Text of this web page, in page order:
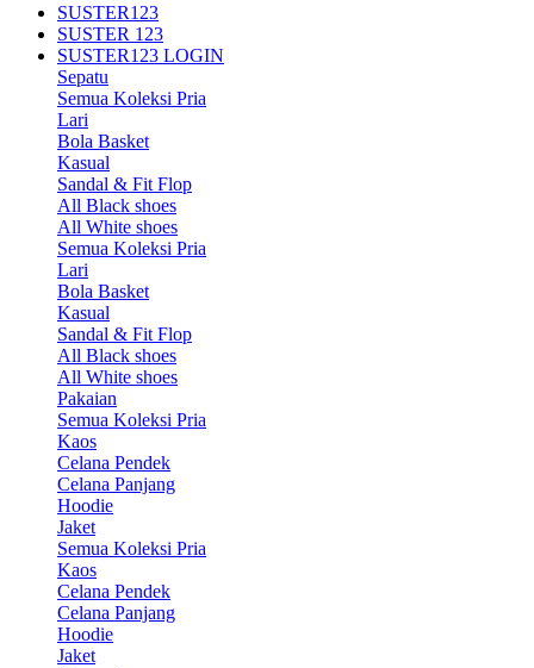
SUSTER123
SUSTER 123
SUSTER123 LOGIN
Sepatu
Semua Koleksi Pria
Lari
Bola Basket
Kasual
Sandal & Fit Flop
All Black shoes
All White shoes
Semua Koleksi Pria
Lari
Bola Basket
Kasual
Sandal & Fit Flop
All Black shoes
All White shoes
Pakaian
Semua Koleksi Pria
Kaos
Celana Pendek
Celana Panjang
Hoodie
Jaket
Semua Koleksi Pria
Kaos
Celana Pendek
Celana Panjang
Hoodie
Jaket